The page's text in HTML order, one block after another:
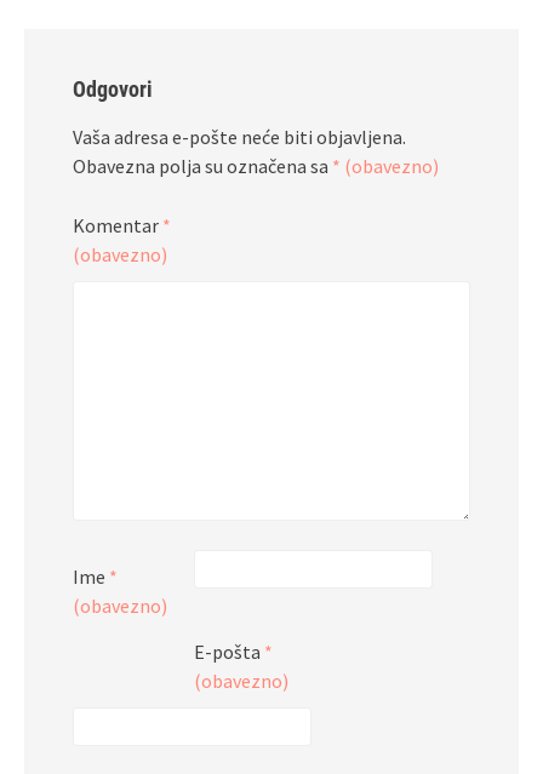
Odgovori
Vaša adresa e-pošte neće biti objavljena.
Obavezna polja su označena sa * (obavezno)
Komentar *
(obavezno)
Ime *
(obavezno)
E-pošta *
(obavezno)